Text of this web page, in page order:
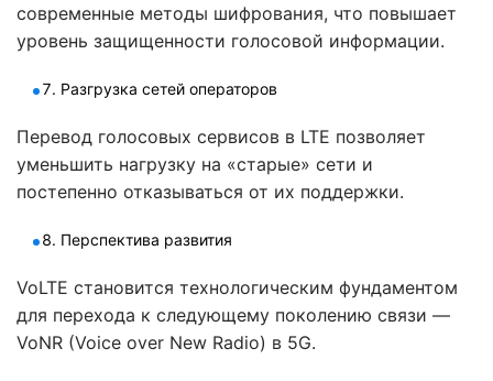
современные методы шифрования, что повышает
уровень защищенности голосовой информации.
Разгрузка сетей операторов
Перевод голосовых сервисов в LTE позволяет
уменьшить нагрузку на «старые» сети и
постепенно отказываться от их поддержки.
Перспектива развития
VoLTE становится технологическим фундаментом
для перехода к следующему поколению связи —
VoNR (Voice over New Radio) в 5G.